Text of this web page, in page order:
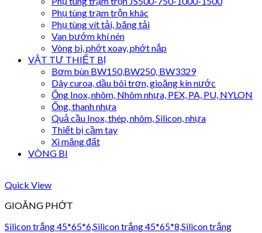
Phụ tùng trạm trộn khác
Phụ tùng vít tải, băng tải
Van bướm khí nén
Vòng bi, phớt xoay, phớt nắp
VẬT TƯ THIẾT BỊ
Bơm bùn BW150,BW250, BW3329
Dây curoa, dầu bôi trơn, gioăng kín nước
Ống Inox, nhôm, Nhôm nhựa, PEX, PA, PU, NYLON
Ống, thanh nhựa
Quả cầu Inox, thép, nhôm, Silicon, nhựa
Thiết bị cầm tay
Xi măng đất
VÒNG BI
Quick View
GIOĂNG PHỚT
Silicon trắng 45*65*6,Silicon trắng 45*65*8,Silicon trắng